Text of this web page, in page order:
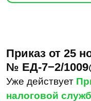
по структуре,
и кодам
обязательно